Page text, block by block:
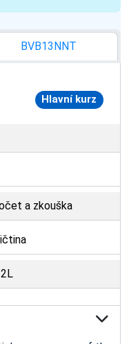
BVB13NNT
Hlavní kurz
a zkouška